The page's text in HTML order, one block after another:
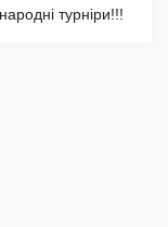
турніри!!!